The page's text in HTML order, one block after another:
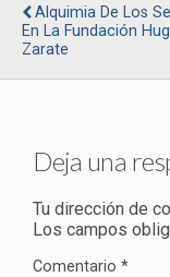
Alquimia De Los
En La Fundación
Zarate
Deja una
Tu dirección de
Los campos
Comentario *